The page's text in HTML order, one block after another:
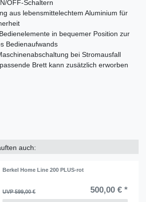
OFF-Schaltern
aus lebensmittelechtem Aluminium für
in bequemer Position zur
Bedienaufwands
bei Stromausfall
Brett kann zusätzlich erworben
auch:
Berkel Home Line 200 PLUS-rot
UVP 599,00 € 500,00 € *